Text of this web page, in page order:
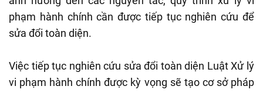
phạm hành chính cần được tiếp tục nghiên cứu để
sửa đổi toàn diện.
Việc tiếp tục nghiên cứu sửa đổi toàn diện Luật Xử lý
vi phạm hành chính được kỳ vọng sẽ tạo cơ sở pháp